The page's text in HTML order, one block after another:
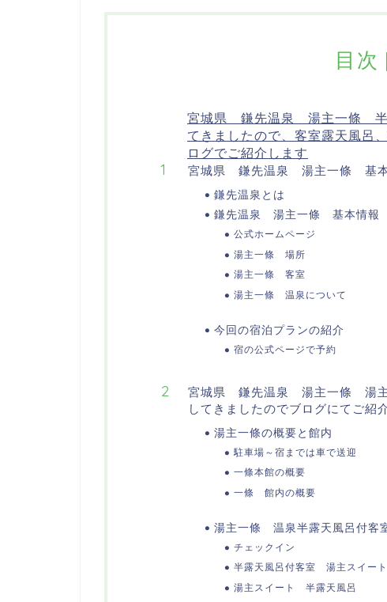
目次
宮城県 鎌先温泉 湯主一條 半
てきましたので、客室露天風呂
ログでご紹介します
宮城県 鎌先温泉 湯主一條 基
鎌先温泉とは
鎌先温泉 湯主一條 基本情報
公式ホームページ
湯主一條 場所
湯主一條 客室
湯主一條 温泉について
今回の宿泊プランの紹介
宿の公式ページで予約
宮城県 鎌先温泉 湯主一條 湯主
してきましたのでブログにてご紹
湯主一條の概要と館内
駐車場～宿までは車で送迎
一條本館の概要
一條 館内の概要
湯主一條 温泉半露天風呂付客
チェックイン
半露天風呂付客室 湯主スイート
湯主スイート 半露天風呂